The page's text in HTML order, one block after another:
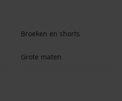
met knoopsluiting en lange mouwen,
natuurlijke materialen voor je,
Broeken en shorts
Grote maten